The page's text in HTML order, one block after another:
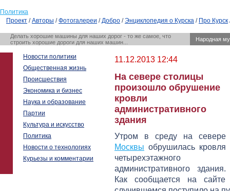
Политика
Проект /Авторы /Фотогалереи /Добро /Энциклопедия о Курска / Про Курск
Делать хорошие машины для наших дорог - то же самое, что
строить хорошие дороги для наших машин...
Народная
Новости политики
Общественная жизнь
Происшествия
Экономика и бизнес
Наука и образование
Партии
Культура и искусство
Политика
Новости о технологиях
Курьезы и комментарии
11.12.2013 12:44
На севере столицы
произошло обрушение
кровли
административного
здания
Утром в среду на севере
Москвы обрушилась кровля
четырехэтажного
административного здания.
Как сообщается на